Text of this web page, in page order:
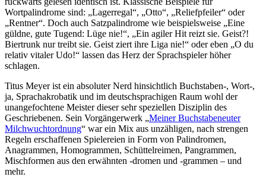
Wortpalindrome sind: „Lagerregal“, „Otto“, „Reliefpfeiler“ oder
„Rentner“. Doch auch Satzpalindrome wie beispielsweise „Eine
güldne, gute Tugend: Lüge nie!“, „Ein agiler Hit reizt sie. Geist?!
Biertrunk nur treibt sie. Geist ziert ihre Liga nie!“ oder eben „O du
relativ vitaler Udo!“ lassen das Herz der Sprachspieler höher
schlagen.
Titus Meyer ist ein absoluter Nerd hinsichtlich Buchstaben-, Wort-,
ja, Sprachakrobatik und im deutschsprachigen Raum wohl der
unangefochtene Meister dieser sehr speziellen Disziplin des
Geschriebenen. Sein Vorgängerwerk „Meiner Buchstabeneuter
Milchwuchtordnung“ war ein Mix aus unzähligen, nach strengen
Regeln erschaffenen Spielereien in Form von Palindromen,
Anagrammen, Homogrammen, Schüttelreimen, Pangrammen,
Mischformen aus den erwähnten -dromen und -grammen – und
mehr.